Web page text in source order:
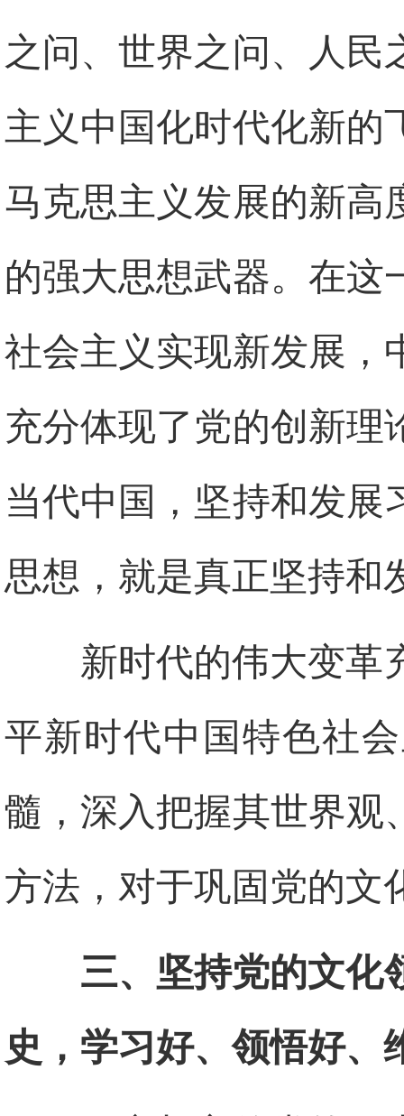
之问、世界之问、人民
主义中国化时代化新的
马克思主义发展的新高
的强大思想武器。在这
社会主义实现新发展，
充分体现了党的创新理
当代中国，坚持和发展
思想，就是真正坚持和
新时代的伟大变革
平新时代中国特色社
髓，深入把握其世界观
方法，对于巩固党的文
三、坚持党的文化
史，学习好、领悟好、